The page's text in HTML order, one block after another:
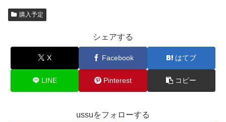
購入予定
シェアする
X Facebook はてブ
LINE Pinterest コピー
ussuをフォローする